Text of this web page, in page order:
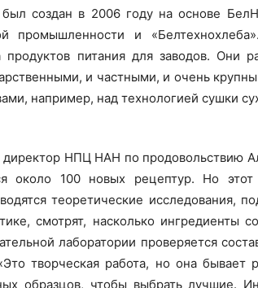
создан в 2006 году на основе
промышленности и
продуктов питания для заводов. Они
и частными, и очень
например, над технологией сушки
директор НПЦ НАН по продовольствию
около 100 новых рецептур. Но
теоретические исследования,
смотрят, насколько ингредиенты
лаборатории проверяется
творческая работа, но она бывает
образцов, чтобы выбрать лучшие.